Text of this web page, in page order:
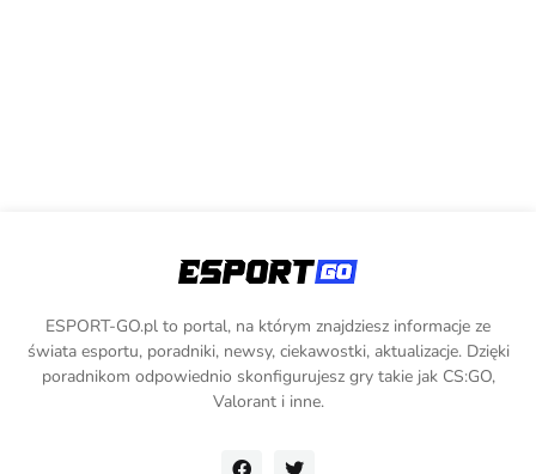
ESPORT-GO.pl to portal, na którym znajdziesz informacje ze
świata esportu, poradniki, newsy, ciekawostki, aktualizacje. Dzięki
poradnikom odpowiednio skonfigurujesz gry takie jak CS:GO,
Valorant i inne.